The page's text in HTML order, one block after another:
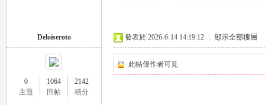
Deloiseroto
0
主題
1064
回帖
2142
積分
發表於 2026-6-14 14:19:12 顯示全部樓層
此帖僅作者可見